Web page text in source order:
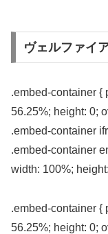
ヴェルファイ
.embed-container {
56.25%; height: 0;
.embed-container
.embed-container
width: 100%;
.embed-container {
56.25%; height: 0;